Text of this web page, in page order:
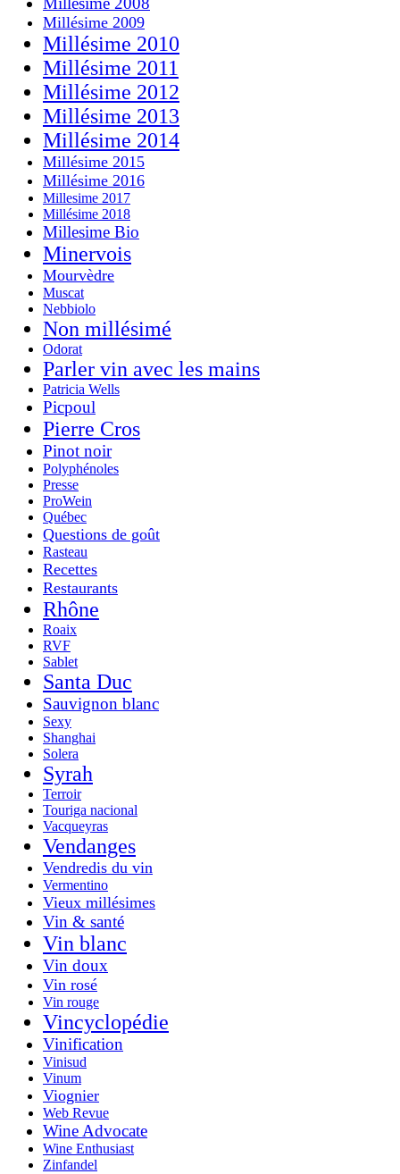
Millésime 2009
Millésime 2010
Millésime 2011
Millésime 2012
Millésime 2013
Millésime 2014
Millésime 2015
Millésime 2016
Millesime 2017
Millésime 2018
Millesime Bio
Minervois
Mourvèdre
Muscat
Nebbiolo
Non millésimé
Odorat
Parler vin avec les mains
Patricia Wells
Picpoul
Pierre Cros
Pinot noir
Polyphénoles
Presse
ProWein
Québec
Questions de goût
Rasteau
Recettes
Restaurants
Rhône
Roaix
RVF
Sablet
Santa Duc
Sauvignon blanc
Sexy
Shanghai
Solera
Syrah
Terroir
Touriga nacional
Vacqueyras
Vendanges
Vendredis du vin
Vermentino
Vieux millésimes
Vin & santé
Vin blanc
Vin doux
Vin rosé
Vin rouge
Vincyclopédie
Vinification
Vinisud
Vinum
Viognier
Web Revue
Wine Advocate
Wine Enthusiast
Zinfandel